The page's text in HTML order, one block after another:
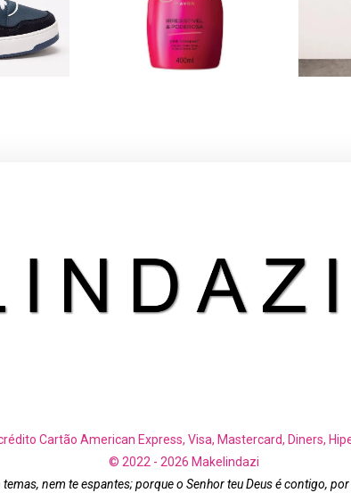
Cartão American Express, Visa, Mastercard, Diners,
© 2022 - 2026 Makelindazi
nem te espantes; porque o Senhor teu Deus é contigo,